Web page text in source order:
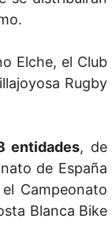
Elche, el Club
Rugby
entidades, de
de España
Campeonato
Blanca Bike